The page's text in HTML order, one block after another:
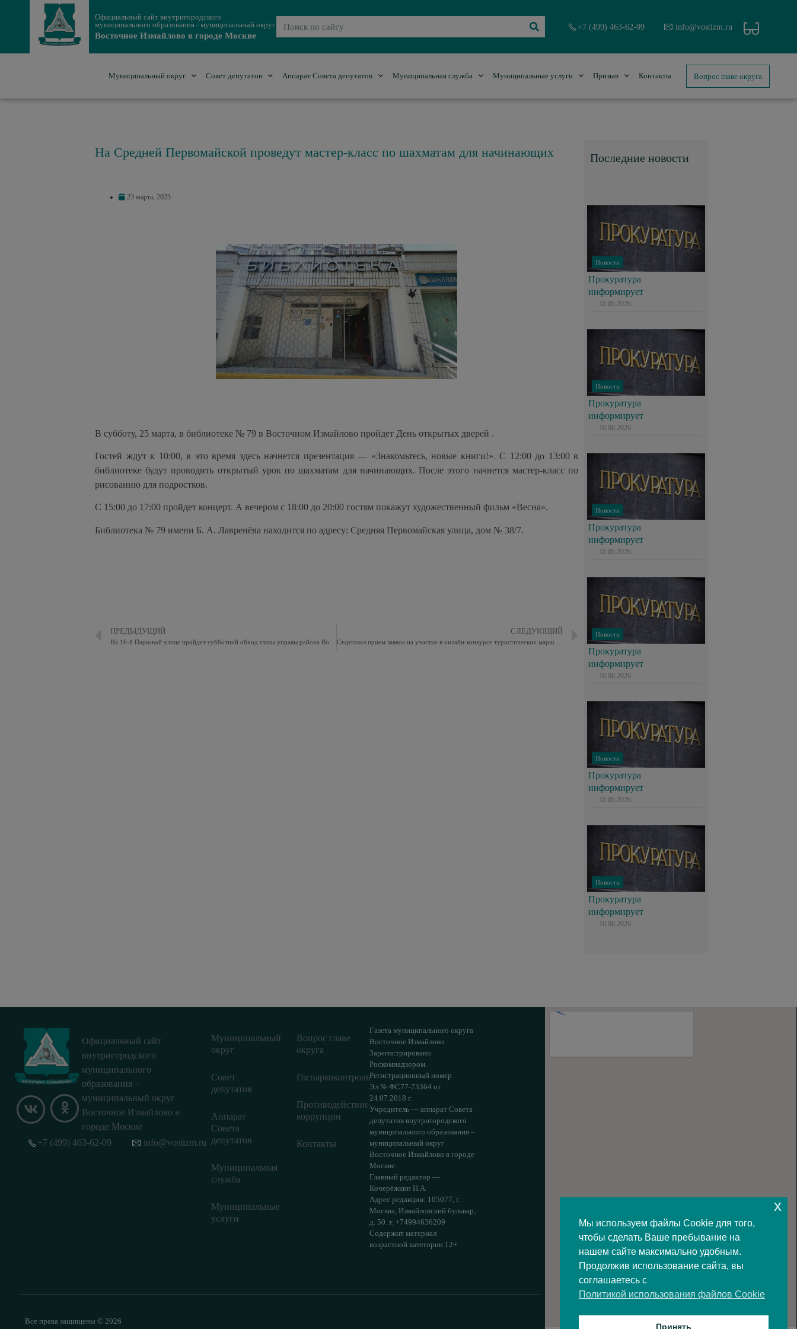
Официальный сайт внутригородского
муниципального образования - муниципальный округ
Восточное Измайлово в городе Москве
+7 (499) 463-62-09 info@vostizm.ru
Муниципальный округ Совет депутатов Аппарат Совета депутатов Муниципальная служба Муниципальные услуги Призыв Контакты Вопрос главе округа
На Средней Первомайской проведут мастер-класс по шахматам для начинающих
23 марта, 2023
В субботу, 25 марта, в библиотеке № 79 в Восточном Измайлово пройдет День открытых дверей .
Гостей ждут к 10:00, в это время здесь начнется презентация — «Знакомьтесь, новые книги!». С 12:00 до 13:00 в
библиотеке будут проводить открытый урок по шахматам для начинающих. После этого начнется мастер-класс по
рисованию для подростков.
С 15:00 до 17:00 пройдет концерт. А вечером с 18:00 до 20:00 гостям покажут художественный фильм «Весна».
Библиотека № 79 имени Б. А. Лавренёва находится по адресу: Средняя Первомайская улица, дом № 38/7.
ПРЕДЫДУЩИЙ СЛЕДУЮЩИЙ
Последние новости
Новости
Прокуратура
информирует
10.06.2026
Новости
Прокуратура
информирует
10.06.2026
Новости
Прокуратура
информирует
10.06.2026
Новости
Прокуратура
информирует
10.06.2026
Новости
Прокуратура
информирует
10.06.2026
Новости
Прокуратура
информирует
10.06.2026
Официальный сайт
внутригородского
муниципального
образования –
муниципальный округ
Восточное Измайлово в
городе Москве
Муниципальный
округ
Совет
депутатов
Аппарат
Совета
депутатов
Муниципальная
служба
Муниципальные
услуги
Вопрос главе
округа
Госнаркоконтроль
Противодействие
коррупции
Контакты
Газета муниципального округа
Восточное Измайлово.
Зарегистрировано
Роскомнадзором.
Регистрационный номер
Эл № ФС77-73364 от
24.07.2018 г.
Учредитель — аппарат Совета
депутатов внутригородского
муниципального образования –
муниципальный округ
Восточное Измайлово в городе
Москве.
Главный редактор —
Кочерёжкин Н.А.
Адрес редакции: 105077, г.
Москва, Измайловский бульвар,
д. 50. т. +74994636209
Содержит материал
возрастной категории 12+
+7 (499) 463-62-09 info@vostizm.ru
Все права защищены © 2026
Мы используем файлы Cookie для того,
чтобы сделать Ваше пребывание на
нашем сайте максимально удобным.
Продолжив использование сайта, вы
соглашаетесь с
Политикой использования файлов Cookie
Принять
x